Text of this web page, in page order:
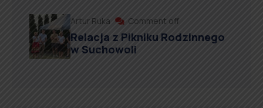
Artur Ruka Comment off
Relacja z Pikniku Rodzinnego
w Suchowoli